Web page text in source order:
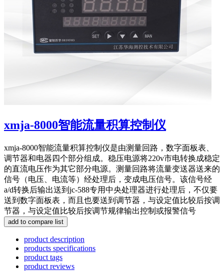
xmja-8000智能流量积算控制仪
xmja-8000智能流量积算控制仪是由测量回路，数字面板表、
调节器和电器四个部分组成。稳压电源将220v市电转换成稳定
的直流电压作为其它部分电源。测量回路将流量变送器送来的
信号（电压、电流等）经处理后，变成电压信号。该信号经
a/d转换后输出送到jc-588专用中央处理器进行处理后，不仅要
送到数字面板表，而且也要送到调节器，与设定值比较后按调
节器，与设定值比较后按调节规律输出控制或报警信号
product description
products specifications
product tags
product reviews